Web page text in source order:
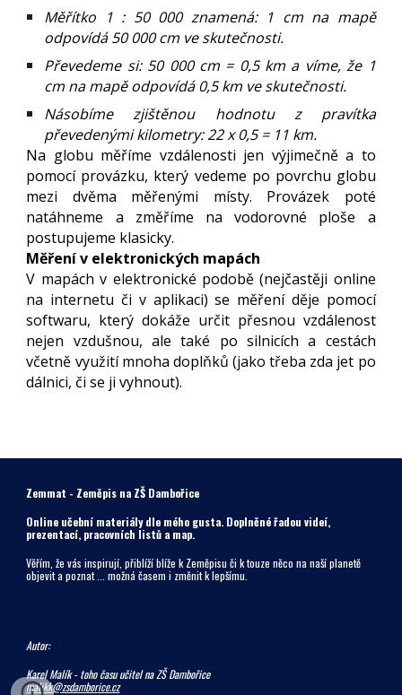
Měřítko 1 : 50 000 znamená: 1 cm na mapě
odpovídá 50 000 cm ve skutečnosti.
Převedeme si: 50 000 cm = 0,5 km a víme, že 1
cm na mapě odpovídá 0,5 km ve skutečnosti.
Násobíme zjištěnou hodnotu z pravítka
převedenými kilometry:22 x 0,5 = 11 km.
Na globu měříme vzdálenosti jen výjimečně a to
pomocí provázku, který vedeme po povrchu globu
mezi dvěma měřenými místy. Provázek poté
natáhneme a změříme na vodorovné ploše a
postupujeme klasicky.
Měření v elektronických mapách
V mapách v elektronické podobě (nejčastěji online
na internetu či v aplikaci) se měření děje pomocí
softwaru, který dokáže určit přesnou vzdálenost
nejen vzdušnou, ale také po silnicích a cestách
včetně využití mnoha doplňků (jako třeba zda jet po
dálnici, či se ji vyhnout).
Zemmat - Zeměpis na ZŠ Dambořice
Online učební materiály dle mého gusta. Doplněné řadou videí,
prezentací, pracovních listů a map.
Věřím, že vás inspirují, přiblíží blíže k Zeměpisu či k touze něco na naší planetě
objevit a poznat ... možná časem i změnit k lepšímu.
Autor:
Karel Malík - toho času učitel na ZŠ Dambořice
malikk@zsdamborice.cz